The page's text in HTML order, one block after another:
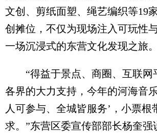
文创、剪纸面塑、绳艺编织等19
创摊位，不仅为现场注入可玩性
一场沉浸式的东营文化发现之旅。
“得益于景点、商圈、互联网
各界的大力支持，今年的河海音
人可参与、全城皆服务’，小票根
求。”东营区委宣传部部长杨奎强